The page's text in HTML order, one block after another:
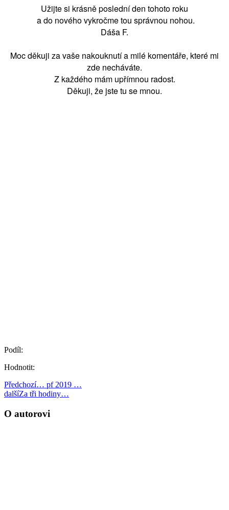
Užijte si krásně poslední den tohoto roku
a do nového vykročme tou správnou nohou.
Dáša F.
Moc děkuji za vaše nakouknutí a milé komentáře, které mi
zde necháváte.
Z každého mám upřímnou radost.
Děkuji, že jste tu se mnou.
Podíl:
Hodnotit:
Předchozí… pf 2019 …
dalšíZa tři hodiny…
O autorovi